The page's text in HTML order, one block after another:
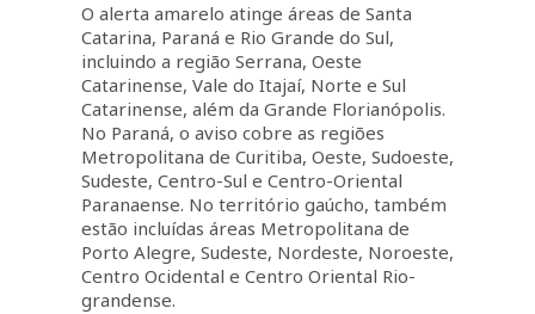
O alerta amarelo atinge áreas de Santa
Catarina, Paraná e Rio Grande do Sul,
incluindo a região Serrana, Oeste
Catarinense, Vale do Itajaí, Norte e Sul
Catarinense, além da Grande Florianópolis.
No Paraná, o aviso cobre as regiões
Metropolitana de Curitiba, Oeste, Sudoeste,
Sudeste, Centro-Sul e Centro-Oriental
Paranaense. No território gaúcho, também
estão incluídas áreas Metropolitana de
Porto Alegre, Sudeste, Nordeste, Noroeste,
Centro Ocidental e Centro Oriental Rio-
grandense.